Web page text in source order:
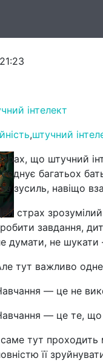
помічник
інтелект
,штучний
що штучний
багатьох
зусиль, навіщо
Цей страх
завдання,
думати, не
тут важливо
— це не
— це те, що
саме тут
її